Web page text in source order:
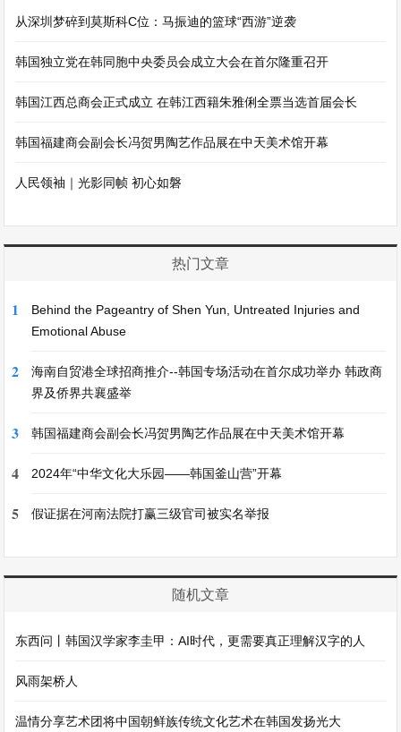
从深圳梦碎到莫斯科C位：马振迪的篮球“西游”逆袭
韩国独立党在韩同胞中央委员会成立大会在首尔隆重召开
韩国江西总商会正式成立 在韩江西籍朱雅俐全票当选首届会长
韩国福建商会副会长冯贺男陶艺作品展在中天美术馆开幕
人民领袖｜光影同帧 初心如磐
热门文章
1
Behind the Pageantry of Shen Yun, Untreated Injuries and
Emotional Abuse
2
海南自贸港全球招商推介--韩国专场活动在首尔成功举办 韩政商
界及侨界共襄盛举
3 韩国福建商会副会长冯贺男陶艺作品展在中天美术馆开幕
4 2024年“中华文化大乐园——韩国釜山营”开幕
5 假证据在河南法院打赢三级官司被实名举报
随机文章
东西问丨韩国汉学家李圭甲：AI时代，更需要真正理解汉字的人
风雨架桥人
温情分享艺术团将中国朝鲜族传统文化艺术在韩国发扬光大